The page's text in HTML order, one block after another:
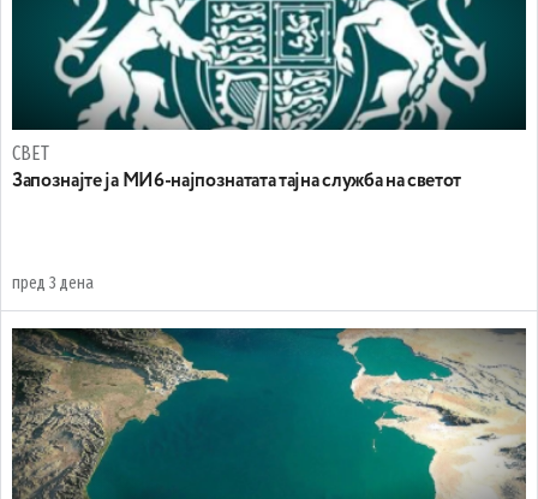
СВЕТ
Запознајте ја МИ6-најпознатата тајна служба на светот
пред 3 дена